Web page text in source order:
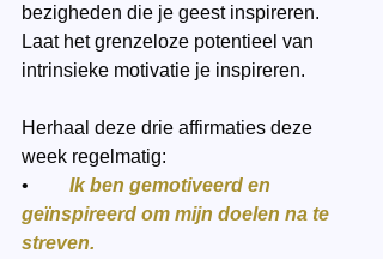
bezigheden die je geest inspireren.
Laat het grenzeloze potentieel van
intrinsieke motivatie je inspireren.
Herhaal deze drie affirmaties deze
week regelmatig:
Ik ben gemotiveerd en
geïnspireerd om mijn doelen na te
streven.